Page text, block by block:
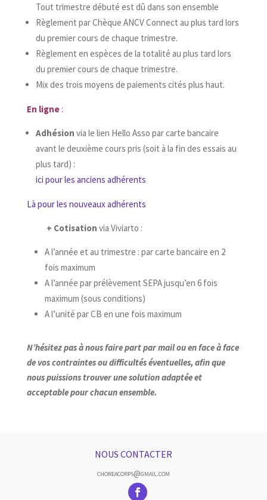
Tout trimestre débuté est dû dans son ensemble
Règlement par Chèque ANCV Connect au plus tard lors
du premier cours de chaque trimestre.
Règlement en espèces de la totalité au plus tard lors
du premier cours de chaque trimestre.
Mix des trois moyens de paiements cités plus haut.
En ligne:
Adhésion via le lien Hello Asso par carte bancaire
avant le deuxième cours pris (soit à la fin des essais au
plus tard) :
ici pour les anciens adhérents
Là pour les nouveaux adhérents
+ Cotisation via Viviarto :
A l’année et au trimestre : par carte bancaire en 2
fois maximum
A l’année par prélèvement SEPA jusqu’en 6 fois
maximum (sous conditions)
A l’unité par CB en une fois maximum
N’hésitez pas à nous faire part par mail ou en face à face
de vos contraintes ou difficultés éventuelles, afin que
nous puissions trouver une solution adaptée et
acceptable pour chacun ensemble.
NOUS CONTACTER
choreacorps@gmail.com